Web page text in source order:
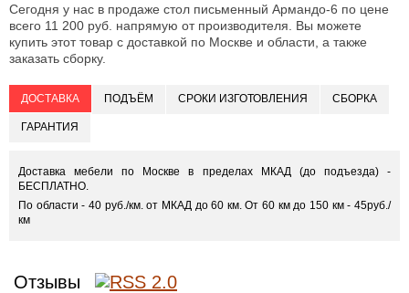
Сегодня у нас в продаже стол письменный Армандо-6 по цене
всего 11 200 руб. напрямую от производителя. Вы можете
купить этот товар с доставкой по Москве и области, а также
заказать сборку.
ДОСТАВКА ПОДЪЁМ СРОКИ ИЗГОТОВЛЕНИЯ СБОРКА
ГАРАНТИЯ
Доставка мебели по Москве в пределах МКАД (до подъезда) -
БЕСПЛАТНО.
По области - 40 руб./км. от МКАД до 60 км. От 60 км до 150 км - 45руб./
км
Отзывы